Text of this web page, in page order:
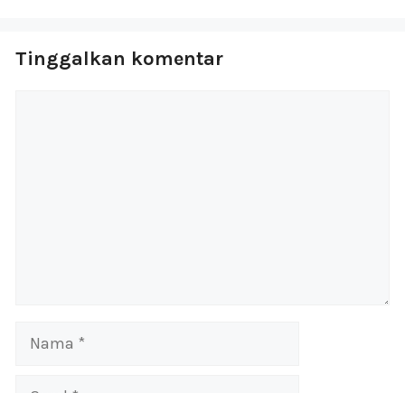
Tinggalkan komentar
Nama
Surel